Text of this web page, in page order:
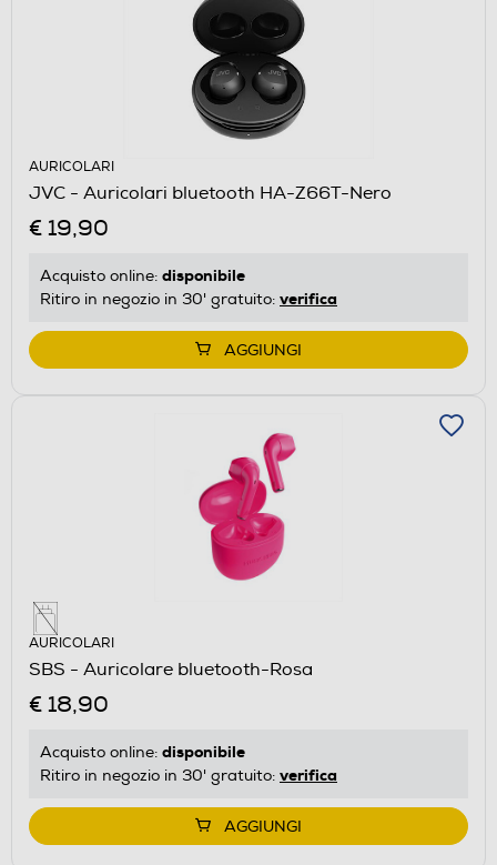
AURICOLARI
JVC - Auricolari bluetooth HA-Z66T-Nero
€ 19,90
Acquisto online: disponibile
Ritiro in negozio in 30' gratuito: verifica
AGGIUNGI
AURICOLARI
SBS - Auricolare bluetooth-Rosa
€ 18,90
Acquisto online: disponibile
Ritiro in negozio in 30' gratuito: verifica
AGGIUNGI